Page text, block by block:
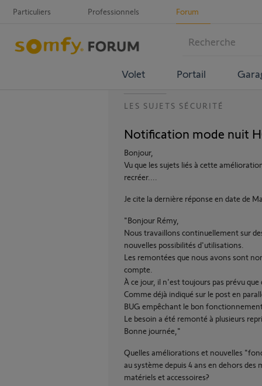
Particuliers Professionnels Forum
Volet Portail
LES SUJETS SÉCURITÉ
Notification mode nuit
Bonjour,
Vu que les sujets liés à cette
recréer....
Je cite la dernière réponse en date de
"Bonjour Rémy,
Nous travaillons continuellement sur
nouvelles possibilités d'utilisations.
Les remontées que nous avons sont
compte.
À ce jour, il n'est toujours pas prévu
Comme déjà indiqué sur le post en
BUG empêchant le bon
Le besoin a été remonté à plusieurs
Bonne journée,"
Quelles améliorations et nouvelles
au système depuis 4 ans en dehors
matériels et accessoires?